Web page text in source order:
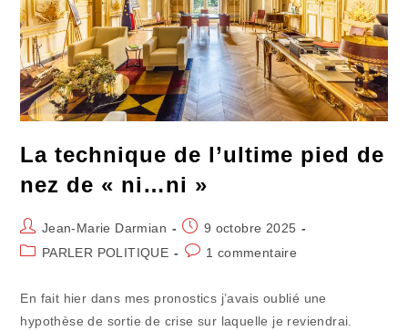
La technique de l’ultime pied de
nez de « ni…ni »
Auteur/autrice
de
Jean-Marie Darmian
Publication
publiée :
9 octobre 2025
PostPARLER POLITIQUE
Commentaires
publication :
1 commentaire
En fait hier dans mes pronostics j’avais oublié une
hypothèse de sortie de crise sur laquelle je reviendrai.